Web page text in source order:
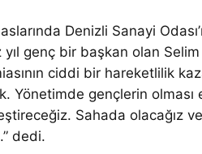
Denizli Sanayi
yıl genç bir başkan olan
ciddi bir hareketlilik
Yönetimde gençlerin olması
Sahada olacağız
dedi.